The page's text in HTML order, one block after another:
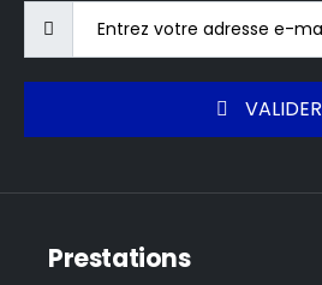
VALIDER
Prestations